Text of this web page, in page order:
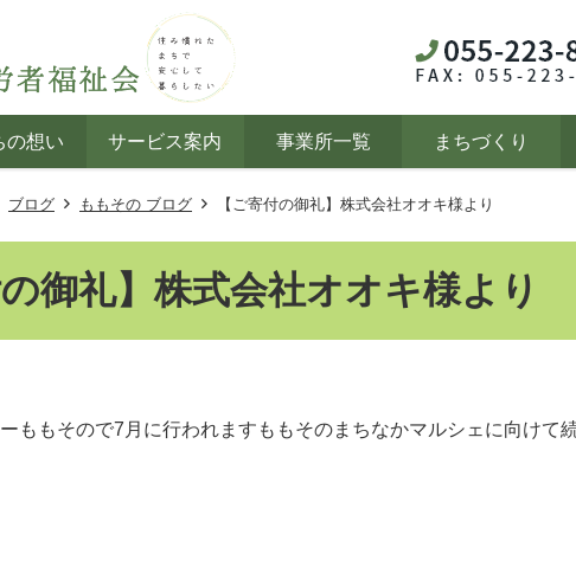
の想い サービス案内 事業所一覧 まちづくり
ブログ ももその ブログ 【ご寄付の御礼】株式会社オオキ様より
の御礼】株式会社オオキ様より
ももそので7月に行われますももそのまちなかマルシェに向けて